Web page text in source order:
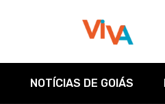
NOTÍCIAS DE GOIÁS